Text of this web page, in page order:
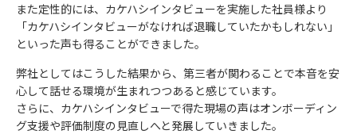
また定性的には、カケハシインタビューを実施した社員様より
「カケハシインタビューがなければ退職していたかもしれない」
といった声も得ることができました。
弊社としてはこうした結果から、第三者が関わることで本音を安
心して話せる環境が生まれつつあると感じています。
さらに、カケハシインタビューで得た現場の声はオンボーディン
グ支援や評価制度の見直しへと発展していきました。